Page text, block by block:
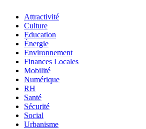
Attractivité
Culture
Education
Énergie
Environnement
Finances Locales
Mobilité
Numérique
RH
Santé
Sécurité
Social
Urbanisme